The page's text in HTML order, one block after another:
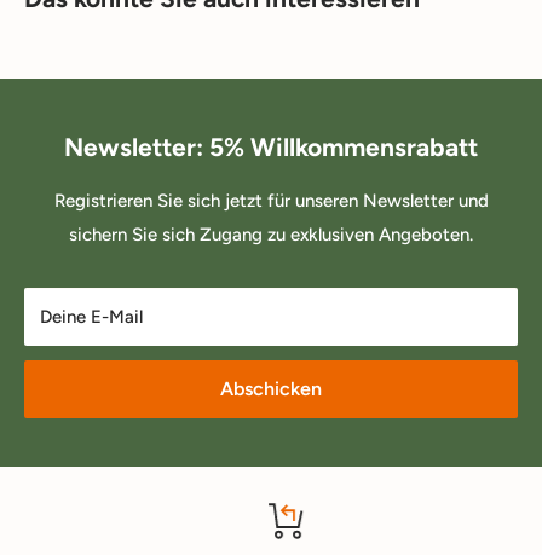
Newsletter: 5% Willkommensrabatt
Registrieren Sie sich jetzt für unseren Newsletter und
sichern Sie sich Zugang zu exklusiven Angeboten.
Deine E-Mail
Abschicken